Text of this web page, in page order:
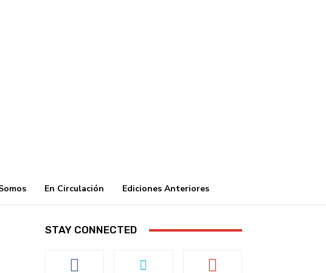
En Circulación Ediciones Anteriores
STAY CONNECTED